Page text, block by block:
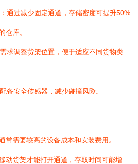
通过减少固定通道，存储密度可提升50%
仓库。
求调整货架位置，便于适应不同货物类
备安全传感器，减少碰撞风险。
常需要较高的设备成本和安装费用。
动货架才能打开通道，存取时间可能增